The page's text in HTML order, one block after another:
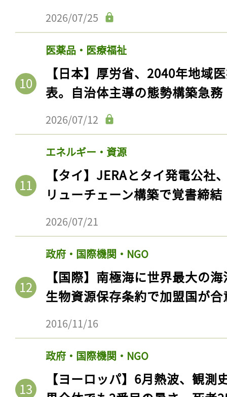
2026/07/25
医薬品・医療福祉
【日本】厚労省、2040年地域
表。自治体主導の態勢構築急務
2026/07/12
エネルギー・資源
【タイ】JERAとタイ発電公社
リューチェーン構築で覚書締結
2026/07/21
政府・国際機関・NGO
【国際】南極海に世界最大の
生物資源保存条約で加盟国が合
2016/11/16
政府・国際機関・NGO
【ヨーロッパ】6月熱波、観